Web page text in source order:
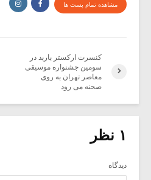
مشاهده تمام پست ها
کنسرت ارکستر باربد در
سومین جشنواره موسیقی
معاصر تهران به روی
صحنه می رود
۱ نظر
دیدگاه